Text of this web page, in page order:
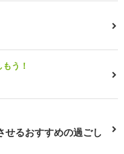
う！
せるおすすめの過ごし